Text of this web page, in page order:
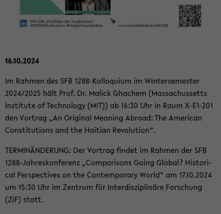
16.10.2024
Im Rah­men des SFB 1288-​Kolloquium im Win­ter­se­mes­ter
2024/2025 hält Prof. Dr. Malick Gha­chem (Mas­sa­chus­setts
In­sti­tu­te of Tech­no­lo­gy (MIT)) ab 16:30 Uhr in Raum X-​E1-201
den Vor­trag „An Ori­gi­nal Me­a­ning Ab­road: The Ame­ri­can
Con­sti­tu­ti­ons and the Hai­ti­an Re­vo­lu­ti­on“.
TER­MIN­ÄN­DE­RUNG: Der Vor­trag fin­det im Rah­men der SFB
1288-​Jahreskonferenz „Com­pa­ri­sons Going Glo­bal? His­to­ri­
cal Per­spec­ti­ves on the Con­tem­pora­ry World“ am 17.10.2024
um 15:30 Uhr im Zen­trum für In­ter­dis­zi­pli­nä­re For­schung
(ZiF) statt.